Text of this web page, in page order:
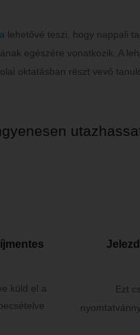
lehetővé teszi, hogy nappali
egészére vonatkozik. A
oktatásban részt vevő
küld el a
Ezt